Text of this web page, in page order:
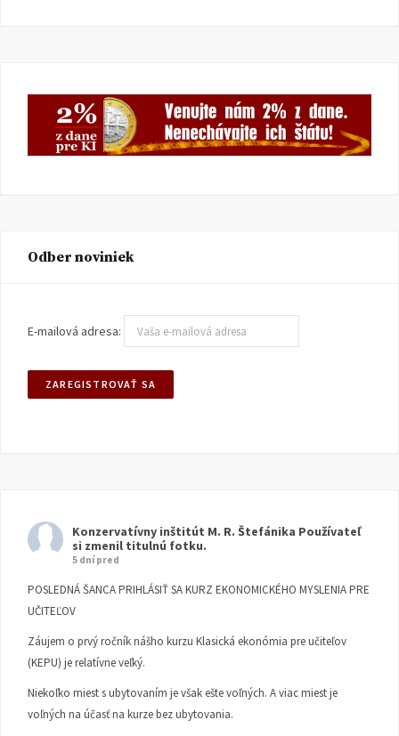
Odber noviniek
E-mailová adresa:
Konzervatívny inštitút M. R. Štefánika Používateľ
si zmenil titulnú fotku.
5 dní pred
POSLEDNÁ ŠANCA PRIHLÁSIŤ SA KURZ EKONOMICKÉHO MYSLENIA PRE
UČITEĽOV
Záujem o prvý ročník nášho kurzu Klasická ekonómia pre učiteľov
(KEPU) je relatívne veľký.
Niekoľko miest s ubytovaním je však ešte voľných. A viac miest je
voľných na účasť na kurze bez ubytovania.